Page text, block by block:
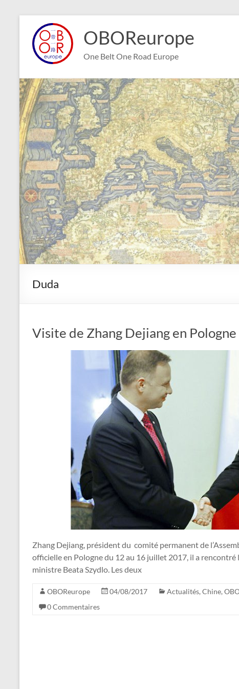
contenu
OBOReurope
One Belt One Road Europe
Duda
Visite de Zhang Dejiang en Pologne
Zhang Dejiang, président du comité permanent de
officielle en Pologne du 12 au 16 juillet 2017, il a
ministre Beata Szydlo. Les deux
OBOReurope 04/08/2017 Actualités, Chine,
0 Commentaires